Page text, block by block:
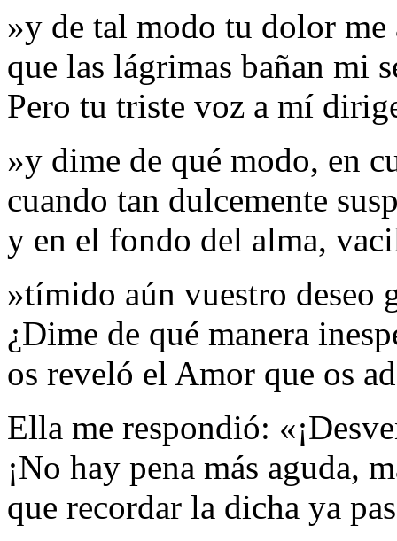
»y de tal modo tu dolor
que las lágrimas bañan mi
Pero tu triste voz a mí
»y dime de qué modo, en
cuando tan dulcemente
y en el fondo del alma,
»tímido aún vuestro deseo
¿Dime de qué manera
os reveló el Amor que os
Ella me respondió:
¡No hay pena más aguda,
que recordar la dicha ya